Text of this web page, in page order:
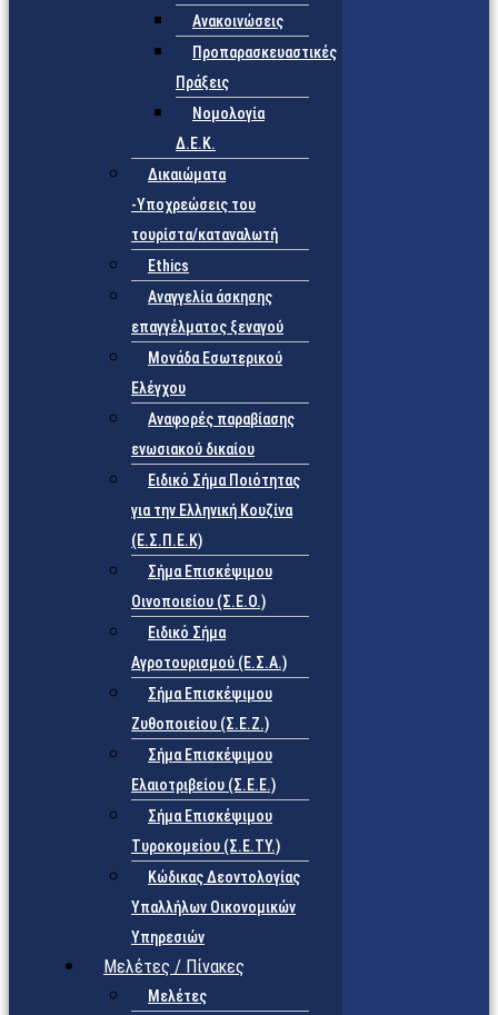
Ανακοινώσεις
Προπαρασκευαστικές
Πράξεις
Νομολογία
Δ.Ε.Κ.
Δικαιώματα
-Υποχρεώσεις του
τουρίστα/καταναλωτή
Ethics
Αναγγελία άσκησης
επαγγέλματος ξεναγού
Μονάδα Εσωτερικού
Ελέγχου
Αναφορές παραβίασης
ενωσιακού δικαίου
Ειδικό Σήμα Ποιότητας
για την Ελληνική Κουζίνα
(Ε.Σ.Π.Ε.Κ)
Σήμα Επισκέψιμου
Οινοποιείου (Σ.Ε.Ο.)
Ειδικό Σήμα
Αγροτουρισμού (Ε.Σ.Α.)
Σήμα Επισκέψιμου
Ζυθοποιείου (Σ.Ε.Ζ.)
Σήμα Επισκέψιμου
Ελαιοτριβείου (Σ.Ε.Ε.)
Σήμα Επισκέψιμου
Τυροκομείου (Σ.Ε.TY.)
Κώδικας Δεοντολογίας
Υπαλλήλων Οικονομικών
Υπηρεσιών
Μελέτες / Πίνακες
Μελέτες